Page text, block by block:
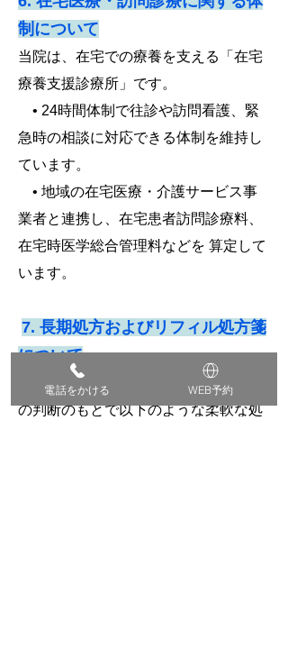
制について
当院は、在宅での療養を支える「在宅
療養支援診療所」です。
• 24時間体制で往診や訪問看護、緊
急時の相談に対応できる体制を維持し
ています。
• 地域の在宅医療・介護サービス事
業者と連携し、在宅患者訪問診療料、
在宅時医学総合管理料などを 算定して
います。
7. 長期処方およびリフィル処方箋
について
当院では、患者様の状態に応じ、医師
の判断のもとで以下のような柔軟な処
電話をかける WEB予約